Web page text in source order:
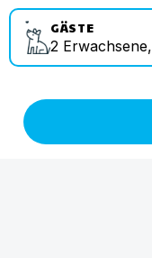
GÄSTE
2 Erwachsene,